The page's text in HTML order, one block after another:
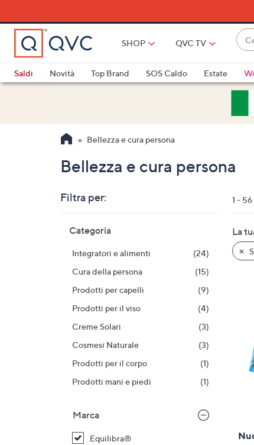
al
contenuto
principale
SHOP QVC TV
usa
giù
a
Saldi
Novità Top Brand SOS Caldo Estate
Bellezza e cura persona
Bellezza e cura persona
Filtra per:
alla
prodotti
Categoria
Integratori e alimenti
(24)
Cura della persona
(15)
Prodotti per capelli
(9)
Prodotti per il viso
(4)
Creme Solari
(3)
Cosmesi Naturale
(3)
Prodotti per il corpo
(1)
Prodotti mani e piedi
(1)
Marca
Equilibra®
1 -
La